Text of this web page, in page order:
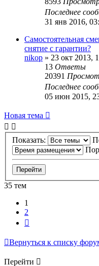
Последнее
31 янв 2016,
Самостоятельная
снятие с гарантии?
nikop » 23 окт 2013,
13 Ответы
20391
Последнее
05 июн 2015,
Новая тема
Показать:
35 тем
1
2
Вернуться к списку
Перейти